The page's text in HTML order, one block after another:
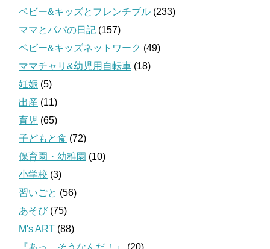
ベビー&キッズとフレンチブル (233)
ママとパパの日記 (157)
ベビー&キッズネットワーク (49)
ママチャリ&幼児用自転車 (18)
妊娠 (5)
出産 (11)
育児 (65)
子どもと食 (72)
保育園・幼稚園 (10)
小学校 (3)
習いごと (56)
あそび(75)
M's ART (88)
『あっ、そうなんだ！』
(20)